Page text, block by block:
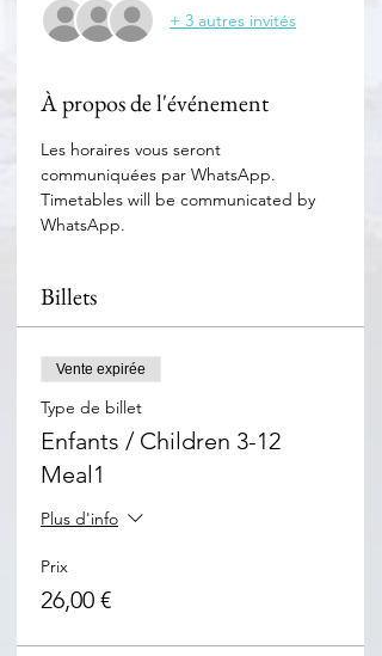
+ 3 autres invités
À propos de l'événement
Les horaires vous seront
communiquées par WhatsApp.
Timetables will be communicated by
WhatsApp.
Billets
Vente expirée
Type de billet
Enfants / Children 3-12
Meal1
Plus d'info
Prix
26,00 €